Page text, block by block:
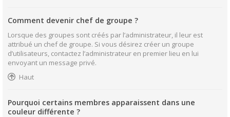
Comment devenir chef de groupe ?
Lorsque des groupes sont créés par l’administrateur, il leur est
attribué un chef de groupe. Si vous désirez créer un groupe
d’utilisateurs, contactez l’administrateur en premier lieu en lui
envoyant un message privé.
Haut
Pourquoi certains membres apparaissent dans une
couleur différente ?